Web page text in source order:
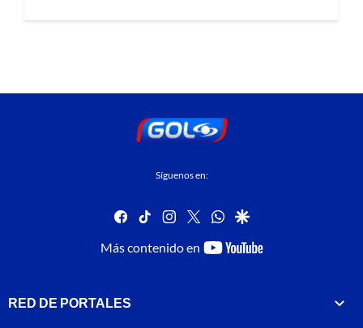
Síguenos en:
facebook
tiktok instagram
twitterwhatsapp
google
Más contenido en
youtube-
RED DE PORTALES